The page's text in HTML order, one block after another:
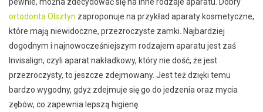
ortodonta Olsztyn zaproponuje na przykład aparaty kosmetyczne,
które mają niewidoczne, przezroczyste zamki. Najbardziej
dogodnym i najnowocześniejszym rodzajem aparatu jest zaś
Invisalign, czyli aparat nakładkowy, który nie dość, że jest
przezroczysty, to jeszcze zdejmowany. Jest też dzięki temu
bardzo wygodny, gdyż zdejmuje się go do jedzenia oraz mycia
zębów, co zapewnia lepszą higienę.